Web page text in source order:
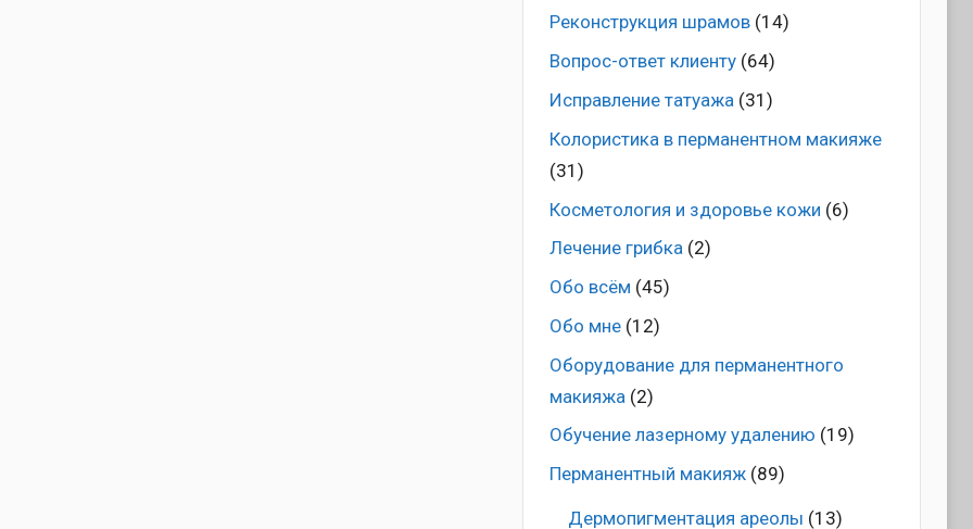
Pеконструкция шрамов(14)
Вопрос-ответ клиенту(64)
Исправление татуажа (31)
Колористика в перманентном макияже
(31)
Косметология и здоровье кожи (6)
Лечение грибка(2)
Обо всём (45)
Обо мне(12)
Оборудование для перманентного
макияжа (2)
Обучение лазерному удалению (19)
Перманентный макияж(89)
Дермопигментация ареолы (13)